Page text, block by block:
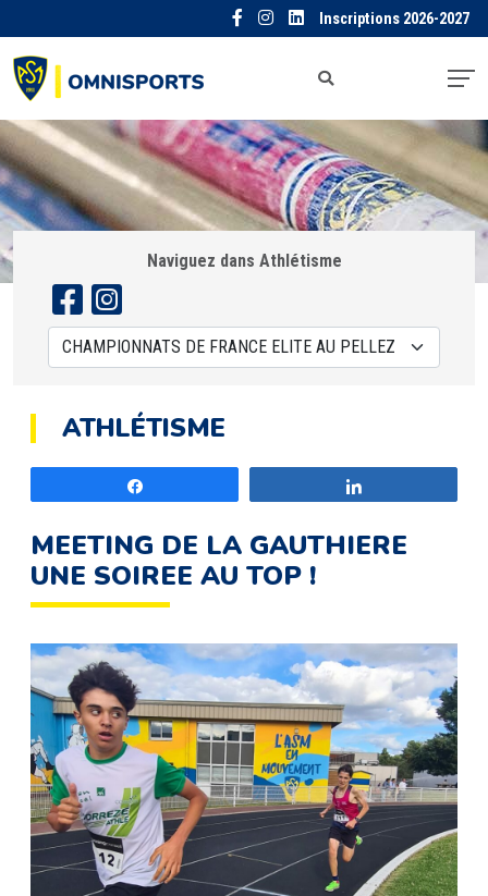
Inscriptions 2026-2027
Naviguez dans Athlétisme
ATHLÉTISME
MEETING DE LA GAUTHIERE
UNE SOIREE AU TOP !